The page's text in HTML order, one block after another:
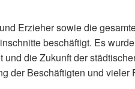
Erzieher sowie die
beschäftigt. Es
die Zukunft der
der Beschäftigten und vieler